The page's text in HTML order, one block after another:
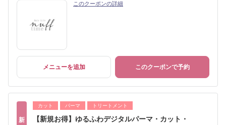
このクーポンの詳細
メニューを追加 このクーポンで予約
新
カット パーマ トリートメント
【新規お得】ゆるふわデジタルパーマ・カット・